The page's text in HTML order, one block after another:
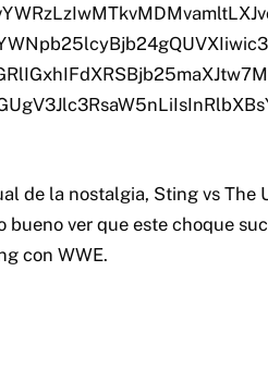
de la nostalgia, Sting vs
bueno ver que este choque
con WWE.